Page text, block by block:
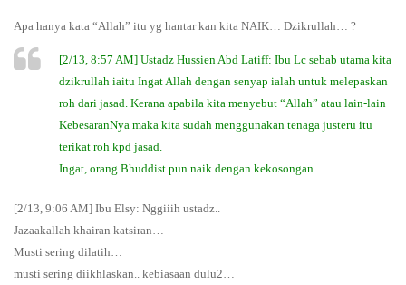
Apa hanya kata “Allah” itu yg hantar kan kita NAIK… Dzikrullah… ?
[2/13, 8:57 AM] Ustadz Hussien Abd Latiff: Ibu Lc sebab utama kita
dzikrullah iaitu Ingat Allah dengan senyap ialah untuk melepaskan
roh dari jasad. Kerana apabila kita menyebut “Allah” atau lain-lain
KebesaranNya maka kita sudah menggunakan tenaga justeru itu
terikat roh kpd jasad.
Ingat, orang Bhuddist pun naik dengan kekosongan.
[2/13, 9:06 AM] Ibu Elsy: Nggiiih ustadz..
Jazaakallah khairan katsiran…
Musti sering dilatih…
musti sering diikhlaskan.. kebiasaan dulu2…